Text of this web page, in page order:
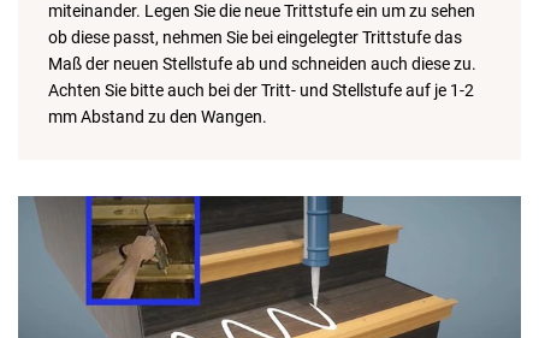
miteinander. Legen Sie die neue Trittstufe ein um zu sehen
ob diese passt, nehmen Sie bei eingelegter Trittstufe das
Maß der neuen Stellstufe ab und schneiden auch diese zu.
Achten Sie bitte auch bei der Tritt- und Stellstufe auf je 1-2
mm Abstand zu den Wangen.